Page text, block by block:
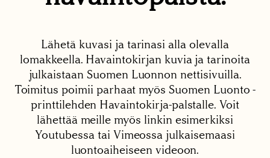
Lähetä kuvasi ja tarinasi alla olevalla
lomakkeella. Havaintokirjan kuvia ja tarinoita
julkaistaan Suomen Luonnon nettisivuilla.
Toimitus poimii parhaat myös Suomen Luonto -
printtilehden Havaintokirja-palstalle. Voit
lähettää meille myös linkin esimerkiksi
Youtubessa tai Vimeossa julkaisemaasi
luontoaiheiseen videoon.